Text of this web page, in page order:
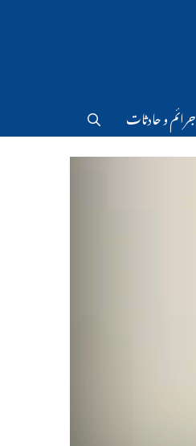
جرائم و حادثات